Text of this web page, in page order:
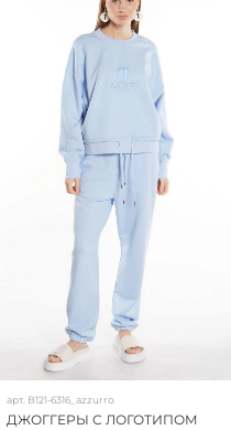
арт. B121-6316_azzurro
ДЖОГГЕРЫ С ЛОГОТИПОМ